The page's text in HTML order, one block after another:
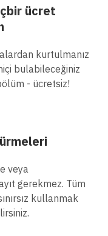
ücret
kurtulmanız
bulabileceğiniz
- ücretsiz!
veya
gerekmez. Tüm
kullanmak